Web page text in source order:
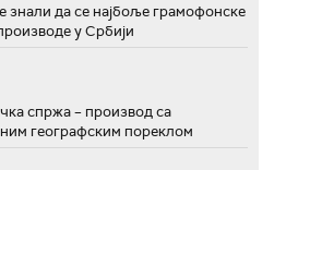
знали да се најбоље грамофонске
у Србији
спржа – производ са
географским пореклом